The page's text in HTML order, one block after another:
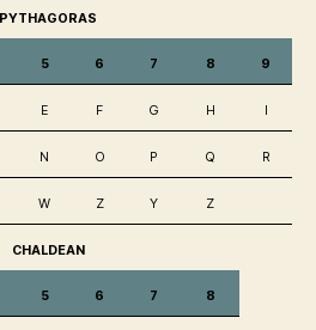
PYTHAGORAS
5 6 7 8 9
E F G H
N O P Q R
W Z Y Z
CHALDEAN
5 6 7 8